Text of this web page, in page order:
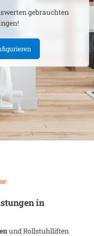
gebrauchten
in
und Rollstuhlliften